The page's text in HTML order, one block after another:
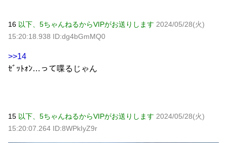
16 以下、5ちゃんねるからVIPがお送りします 2024/05/28(火)
15:20:18.938 ID:dg4bGmMQ0
>>14
ｾﾞｯﾄｫﾝ…って喋るじゃん
15 以下、5ちゃんねるからVIPがお送りします 2024/05/28(火)
15:20:07.264 ID:8WPkIyZ9r